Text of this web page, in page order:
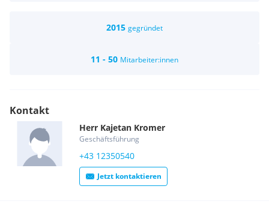
Arbeitsplatz sind daher für uns selbstverständlich. Wir
zwischenmenschlicher Umgang auf Augenhöhe stehen dabei
2015 gegründet
11 - 50 Mitarbeiter:innen
Kontakt
Herr Kajetan Kromer
Geschäftsführung
+43 12350540
Jetzt kontaktieren